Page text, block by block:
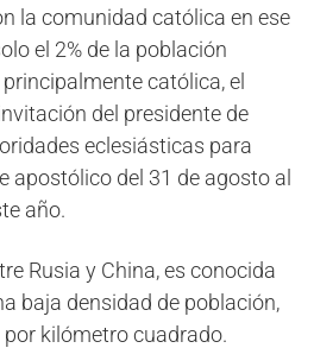
la comunidad católica en ese
el 2% de la población
católica, el
del presidente de
eclesiásticas para
apostólico del 31 de agosto al
año.
Rusia y China, es conocida
baja densidad de población,
kilómetro cuadrado.